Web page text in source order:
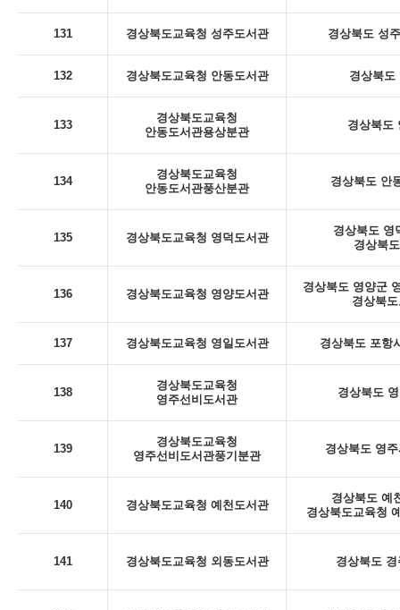
131 경상북도교육청 성주도서관 경상북도 성
132 경상북도교육청 안동도서관 경상북도
133
경상북도교육청
안동도서관용상분관
경상북도
134
경상북도교육청
안동도서관풍산분관
경상북도 안
135 경상북도교육청 영덕도서관
경상북도 영
경상북
136 경상북도교육청 영양도서관
경상북도 영양군
경상북
137 경상북도교육청 영일도서관 경상북도 포항
138
경상북도교육청
영주선비도서관
경상북도
139
경상북도교육청
영주선비도서관풍기분관
경상북도 영
140 경상북도교육청 예천도서관
경상북도 예
경상북도교육청
141 경상북도교육청 외동도서관 경상북도